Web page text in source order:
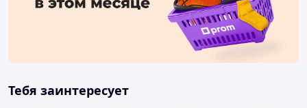
Тебя заинтересует